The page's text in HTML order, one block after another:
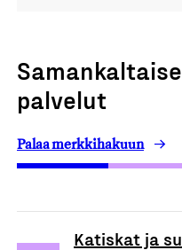
palvelut
Palaa merkkihakuun
Katiskat ja